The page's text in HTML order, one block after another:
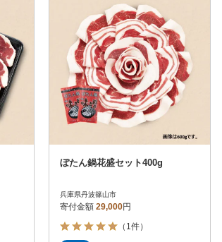
ぼたん鍋花盛セット400g
兵庫県丹波篠山市
寄付金額 29,000円
（1件）